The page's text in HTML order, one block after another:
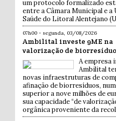
um protocolo formalizado
entre a Câmara Municipal e a
Saúde do Litoral Alentejano
07h00 - segunda, 03/08/2026
Ambilital investe 9ME na
valorização de
A empresa
Ambilital
novas infraestruturas de
afinação de biorresíduos,
superior a nove milhões de
sua capacidade “de
orgânica proveniente da